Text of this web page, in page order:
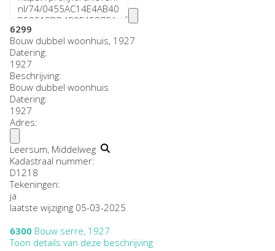
6299
Bouw dubbel woonhuis, 1927
Datering:
1927
Beschrijving:
Bouw dubbel woonhuis
Datering:
1927
Adres:
Leersum, Middelweg
Kadastraal nummer:
D1218
Tekeningen:
ja
laatste wijziging 05-03-2025
6300 Bouw serre, 1927
Toon details van deze beschrijving